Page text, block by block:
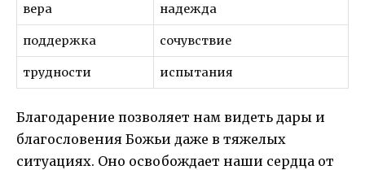
вера надежда
поддержка сочувствие
трудности испытания
Благодарение позволяет нам видеть дары и
благословения Божьи даже в тяжелых
ситуациях. Оно освобождает наши сердца от